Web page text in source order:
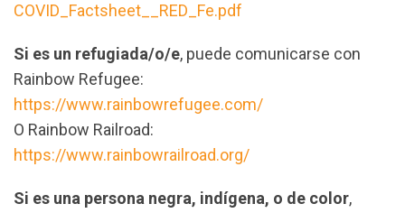
COVID_Factsheet__RED_Fe.pdf
Si es un refugiada/o/e, puede comunicarse con
Rainbow Refugee:
https://www.rainbowrefugee.com/
O Rainbow Railroad:
https://www.rainbowrailroad.org/
Si es una persona negra, indígena, o de color,